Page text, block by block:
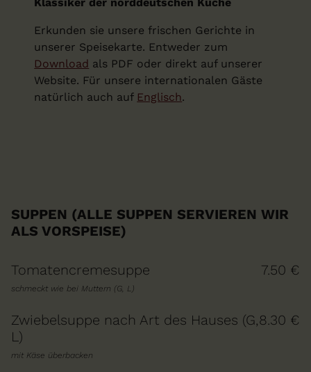
Erkunden sie unsere frischen Gerichte in
unserer Speisekarte. Entweder zum
Download als PDF oder direkt auf unserer
Website. Für unsere internationalen Gäste
natürlich auch auf Englisch.
SUPPEN (ALLE SUPPEN SERVIEREN WIR
ALS VORSPEISE)
Tomatencremesuppe
schmeckt wie bei Muttern (G, L)
7.50 €
Zwiebelsuppe nach Art des Hauses (G,
L)
mit Käse überbacken
8.30 €